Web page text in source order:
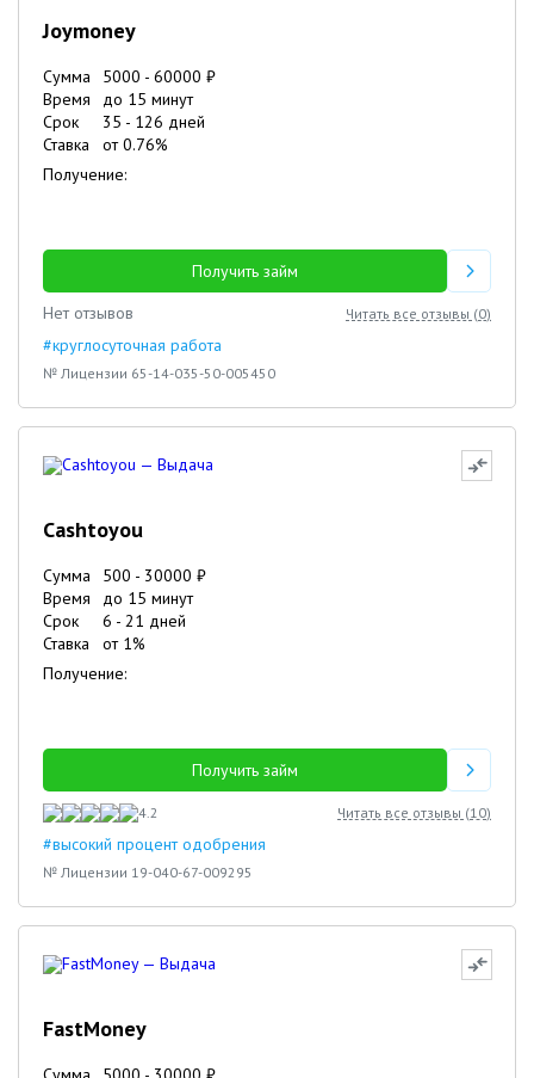
Joymoney
Сумма 5000 - 60000 ₽
Время
до 15 минут
Срок
35 - 126 дней
Ставка
от0.76%
Получение:
Получить займ
Нет отзывов
Читать все отзывы (0)
#круглосуточная работа
№ Лицензии 65-14-035-50-005450
Cashtoyou
Сумма 500 - 30000 ₽
Время
до 15 минут
Срок
6 - 21 дней
Ставка
от 1%
Получение:
Получить займ
4.2 Читать все отзывы (10)
#высокий процент одобрения
№ Лицензии 19-040-67-009295
FastMoney